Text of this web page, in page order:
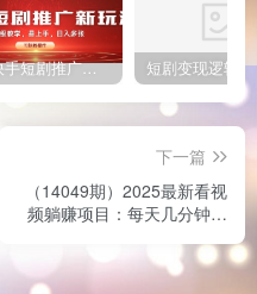
2025快手短剧推广新玩法，保姆级教学，日入多张，可矩阵操作
下一篇
（14049期）2025最新看视
频躺赚项目：每天几分钟，